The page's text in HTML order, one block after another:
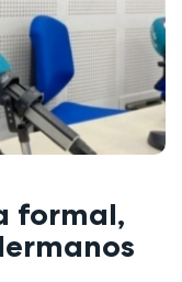
formal,